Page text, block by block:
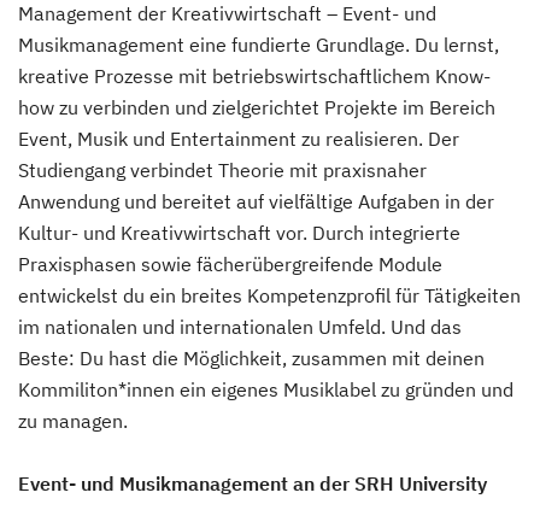
Management der Kreativwirtschaft – Event- und
Musikmanagement eine fundierte Grundlage. Du lernst,
kreative Prozesse mit betriebswirtschaftlichem Know-
how zu verbinden und zielgerichtet Projekte im Bereich
Event, Musik und Entertainment zu realisieren. Der
Studiengang verbindet Theorie mit praxisnaher
Anwendung und bereitet auf vielfältige Aufgaben in der
Kultur- und Kreativwirtschaft vor. Durch integrierte
Praxisphasen sowie fächerübergreifende Module
entwickelst du ein breites Kompetenzprofil für Tätigkeiten
im nationalen und internationalen Umfeld. Und das
Beste: Du hast die Möglichkeit, zusammen mit deinen
Kommiliton*innen ein eigenes Musiklabel zu gründen und
zu managen.
Event- und Musikmanagement an der SRH University